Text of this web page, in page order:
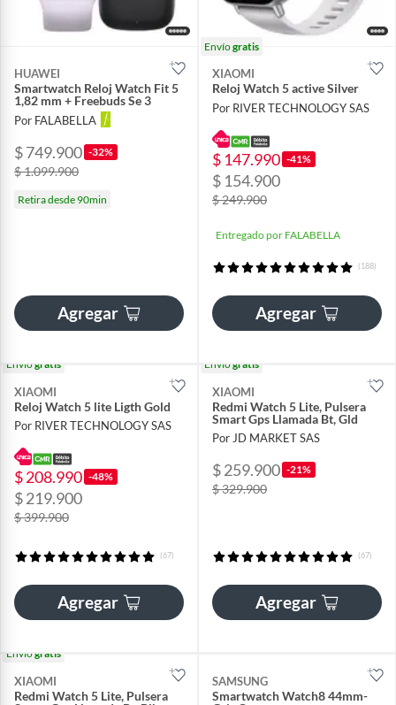
HUAWEI
Smartwatch Reloj Watch Fit 5
1,82 mm + Freebuds Se 3
Por FALABELLA
$ 749.900 -32%
$ 1.099.900
Retira desde 90min
Agregar
Envíogratis
XIAOMI
Reloj Watch 5 active Silver
Por RIVER TECHNOLOGY SAS
$ 147.990 -41%
$ 154.900
$ 249.900
Entregado por FALABELLA
(188)
Agregar
Envíogratis
XIAOMI
Reloj Watch 5 lite Ligth Gold
Por RIVER TECHNOLOGY SAS
$ 208.990 -48%
$ 219.900
$ 399.900
(67)
Agregar
Envíogratis
XIAOMI
Redmi Watch 5 Lite, Pulsera
Smart Gps Llamada Bt, Gld
Por JD MARKET SAS
$ 259.900 -21%
$ 329.900
(67)
Agregar
Envíogratis
XIAOMI
Redmi Watch 5 Lite, Pulsera
SAMSUNG
Smartwatch Watch8 44mm-